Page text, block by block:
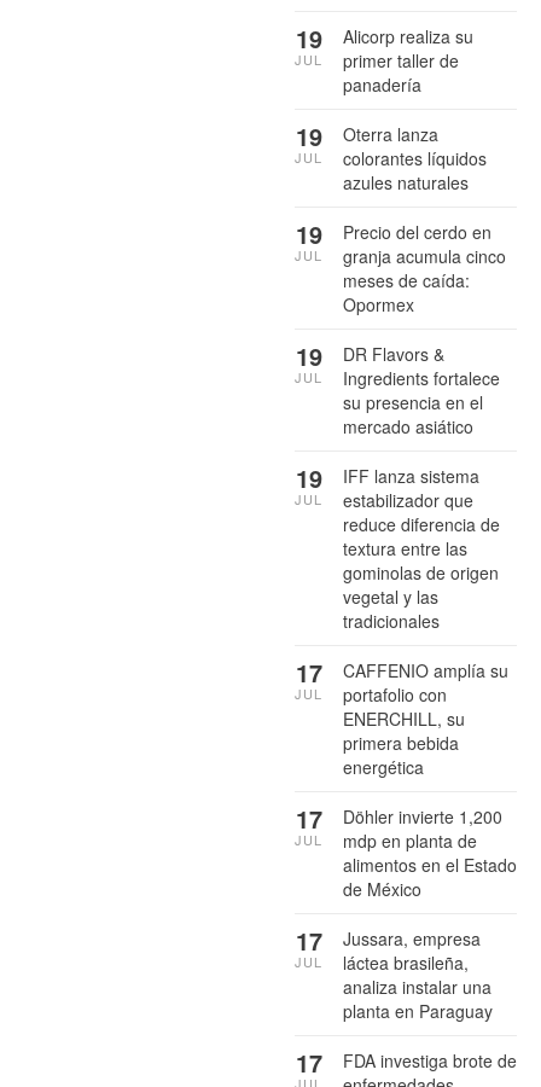
Alicorp realiza su
primer taller de
panadería
19
JUL
Oterra lanza
colorantes líquidos
azules naturales
19
JUL
Precio del cerdo en
granja acumula cinco
meses de caída:
Opormex
19
JUL
DR Flavors &
Ingredients fortalece
su presencia en el
mercado asiático
19
JUL
IFF lanza sistema
estabilizador que
reduce diferencia de
textura entre las
gominolas de origen
vegetal y las
tradicionales
19
JUL
CAFFENIO amplía su
portafolio con
ENERCHILL, su
primera bebida
energética
17
JUL
Döhler invierte 1,200
mdp en planta de
alimentos en el Estado
de México
17
JUL
Jussara, empresa
láctea brasileña,
analiza instalar una
planta en Paraguay
17
JUL
FDA investiga brote de
17